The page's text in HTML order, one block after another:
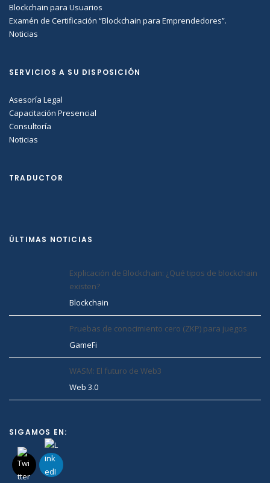
Blockchain para Usuarios
Examén de Certificación “Blockchain para Emprendedores”.
Noticias
SERVICIOS A SU DISPOSICIÓN
Asesoría Legal
Capacitación Presencial
Consultoría
Noticias
TRADUCTOR
ÚLTIMAS NOTICIAS
Explicación de Blockchain: ¿Qué tipos de blockchain
existen?
Blockchain
Pruebas de conocimiento cero (ZKP) para juegos
GameFi
WASM: El futuro de Web3
Web 3.0
SIGAMOS EN: